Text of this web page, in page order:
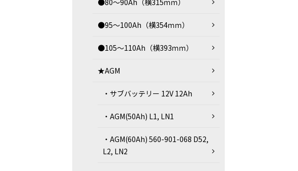
●80～90Ah（横315ｍｍ）
●95～100Ah（横354ｍｍ）
●105～110Ah（横393ｍｍ）
★AGM
・サブバッテリー 12V 12Ah
・AGM(50Ah) L1, LN1
・AGM(60Ah) 560-901-068 D52,
L2, LN2